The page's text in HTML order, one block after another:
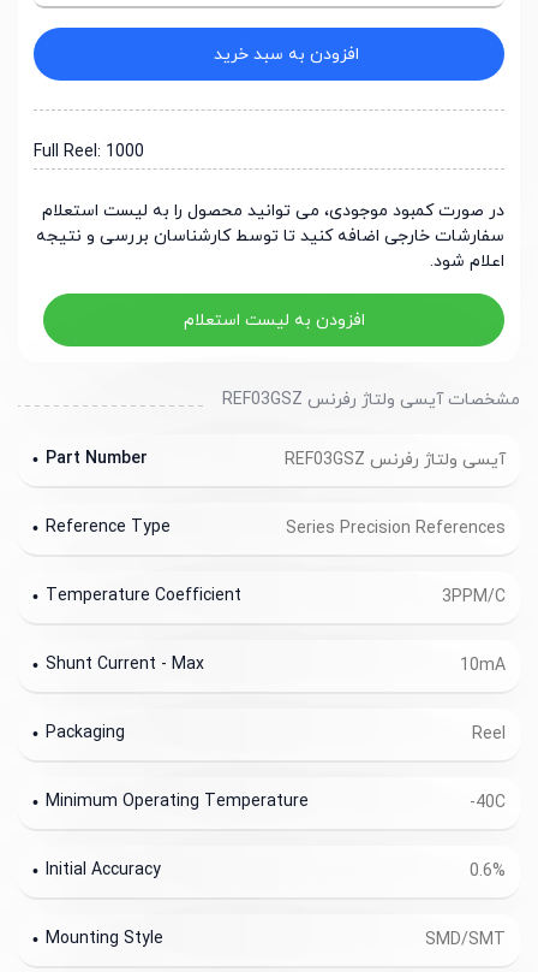
افزودن به سبد خرید
Full Reel: 1000
در صورت کمبود موجودی، می توانید محصول را به لیست استعلام
سفارشات خارجی اضافه کنید تا توسط کارشناسان بررسی و نتیجه
اعلام شود.
افزودن به لیست استعلام
مشخصات آیسی ولتاژ رفرنس REF03GSZ
آیسی ولتاژ رفرنس REF03GSZ Part Number
Series Precision References
Reference Type
3PPM/C
Temperature Coefficient
10mA
Shunt Current - Max
Reel
Packaging
-40C
Minimum Operating Temperature
0.6%
Initial Accuracy
SMD/SMT
Mounting Style